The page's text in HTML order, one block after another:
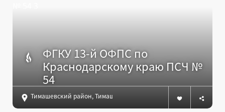
ФГКУ 13-й ОФПС по
Краснодарскому краю ПСЧ №
54
Тимашевский район, Тимашевск г, Гибридная ул., 2А